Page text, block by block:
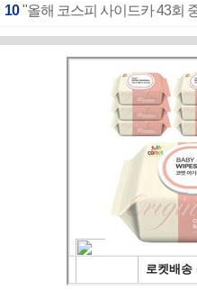
10 "올해 코스피 사이드카 43회